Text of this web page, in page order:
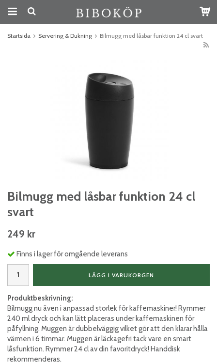
Startsida Servering & Dukning Bilmugg med låsbar funktion 24 cl svart
Bilmugg med låsbar funktion 24 cl
svart
249 kr
Finns i lager för omgående leverans
LÄGG I VARUKORGEN
Produktbeskrivning:
Bilmugg nu även i anpassad storlek för kaffemaskiner! Rymmer
240 ml dryck och kan lätt placeras under kaffemaskinen för
påfyllning. Muggen är dubbelväggig vilket gör att den klarar hålla
värmen i 6 timmar. Muggen är läckagefri tack vare en smart
låsfunktion. Rymmer 24 cl av din favoritdryck! Handdisk
rekommenderas.